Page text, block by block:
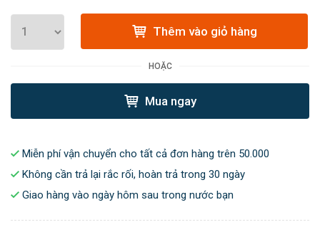
Thêm vào giỏ hàng
HOẶC
Mua ngay
Miễn phí vận chuyển cho tất cả đơn hàng trên 50.000
Không cần trả lại rắc rối, hoàn trả trong 30 ngày
Giao hàng vào ngày hôm sau trong nước bạn